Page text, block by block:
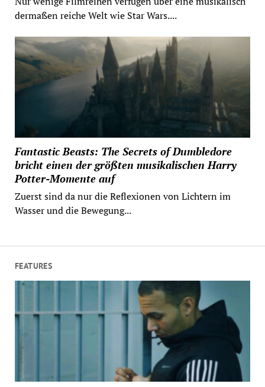
dermaßen reiche Welt wie Star Wars....
Fantastic Beasts: The Secrets of Dumbledore
bricht einen der größten musikalischen Harry
Potter-Momente auf
Zuerst sind da nur die Reflexionen von Lichtern im
Wasser und die Bewegung...
FEATURES